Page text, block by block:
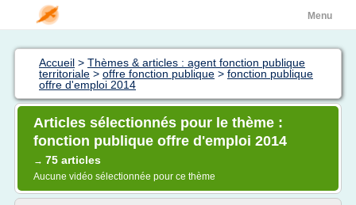
Menu
Accueil > Thèmes & articles : agent fonction publique
territoriale > offre fonction publique > fonction publique
offre d'emploi 2014
Articles sélectionnés pour le thème :
fonction publique offre d'emploi 2014
→ 75 articles
Aucune vidéo sélectionnée pour ce thème